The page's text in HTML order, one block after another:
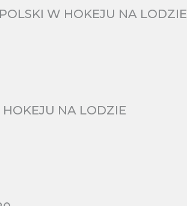
W HOKEJU NA LODZIE
HOKEJU NA LODZIE